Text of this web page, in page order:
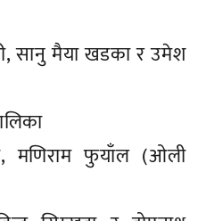
सानु मैया खडका र उमेश
मणिराम फुयाँल (ओली